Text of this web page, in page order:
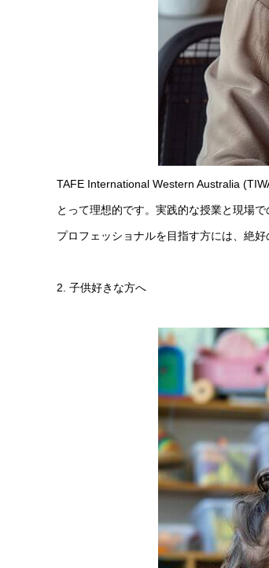
TAFE International Western Australia
とって理想的です。実践的な授業と現場
プロフェッショナルを目指す方には、絶好
2. 子供好きな方へ